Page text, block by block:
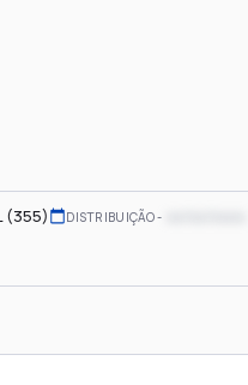
(355) DISTRIBUIÇÃO